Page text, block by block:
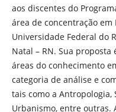
aos discentes do
área de concentração em
Universidade Federal do
Natal – RN. Sua
áreas do conhecimento
categoria de análise e
tais como a Antropologia,
Urbanismo, entre outras.